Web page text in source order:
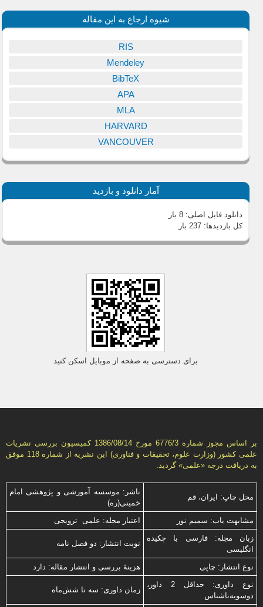
شیوه ارجاع به این مقاله
RIS
Mendeley
BibTeX
APA
MLA
HARVARD
VANCOUVER
آمار دانلود و بازدید
دانلود فایل اصلی:8 بار
کل بازدیدها:237 بار
برای دسترسی به صفحه از موبایل اسکن کنید
بر اساس مجوز شماره 6776/3 مورخ 1386/08/14 كمیسیون بررسى نشریات
علمى كشور (وزارت علوم، تحقیقات و فناورى) این نشریه از شماره 118 موفق
به دریافت درجه «علمى» گردید.
محل چاپ: ایران، قم
ناشر: موسسه آموزشی و پژوهشی امام
خمینی(ره)
مشابهت ياب: سميم نور
اعتبار مجله: علمی ترویجی
زبان مجله: فارسی با چكیده
انگلیسی
نوبت انتشار: دو فصل نامه
نوع انتشار: چاپی
هزینۀ بررسی و انتشار مقاله: دارد
نوع داوری: حداقل 2 داور،
دوسویه‌ناشناس
زمان داوری: سه تا شش‌ماه